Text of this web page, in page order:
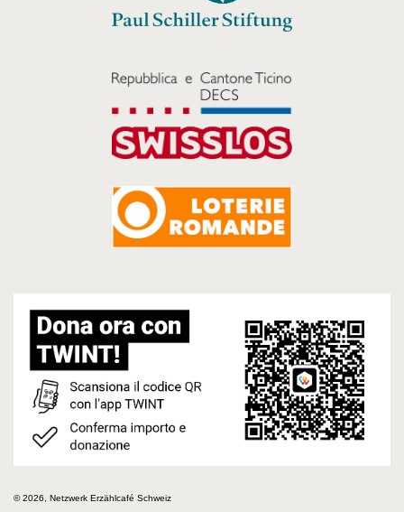
© 2026, Netzwerk Erzählcafé Schweiz